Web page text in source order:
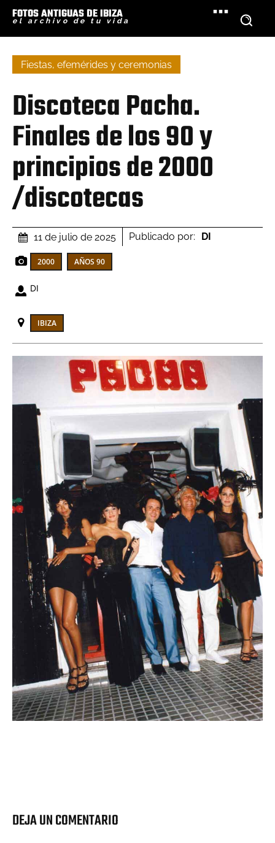
FOTOS ANTIGUAS DE IBIZA
el archivo de tu vida
Fiestas, efemérides y ceremonias
Discoteca Pacha.
Finales de los 90 y
principios de 2000
/discotecas
11 de julio de 2025 Publicado por: DI
2000 AÑOS 90
DI
IBIZA
DEJA UN COMENTARIO